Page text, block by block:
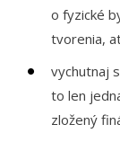
o fyzické
tvorenia,
vychutnaj
to len
zložený